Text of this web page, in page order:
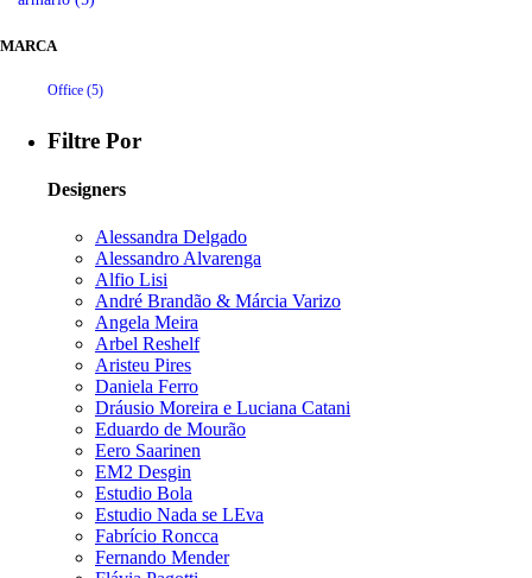
MARCA
Office (5)
Filtre Por
Designers
Alessandra Delgado
Alessandro Alvarenga
Alfio Lisi
André Brandão & Márcia Varizo
Angela Meira
Arbel Reshelf
Aristeu Pires
Daniela Ferro
Dráusio Moreira e Luciana Catani
Eduardo de Mourão
Eero Saarinen
EM2 Desgin
Estudio Bola
Estudio Nada se LEva
Fabrício Roncca
Fernando Mender